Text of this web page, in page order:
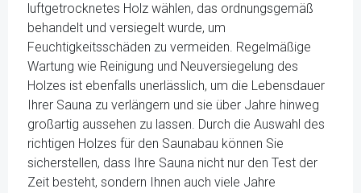
luftgetrocknetes Holz wählen, das ordnungsgemäß
behandelt und versiegelt wurde, um
Feuchtigkeitsschäden zu vermeiden. Regelmäßige
Wartung wie Reinigung und Neuversiegelung des
Holzes ist ebenfalls unerlässlich, um die Lebensdauer
Ihrer Sauna zu verlängern und sie über Jahre hinweg
großartig aussehen zu lassen. Durch die Auswahl des
richtigen Holzes für den Saunabau können Sie
sicherstellen, dass Ihre Sauna nicht nur den Test der
Zeit besteht, sondern Ihnen auch viele Jahre